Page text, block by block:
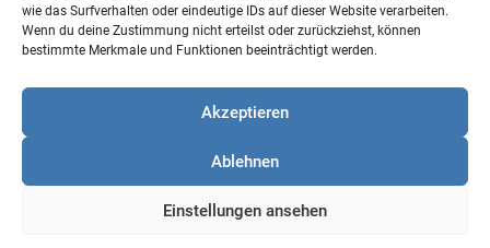
wie das Surfverhalten oder eindeutige IDs auf dieser Website verarbeiten.
Wenn du deine Zustimmung nicht erteilst oder zurückziehst, können
bestimmte Merkmale und Funktionen beeinträchtigt werden.
Akzeptieren
Ablehnen
Einstellungen ansehen
e-Mail info@uv-do.de
Internet www.uv-do.de
Impressum